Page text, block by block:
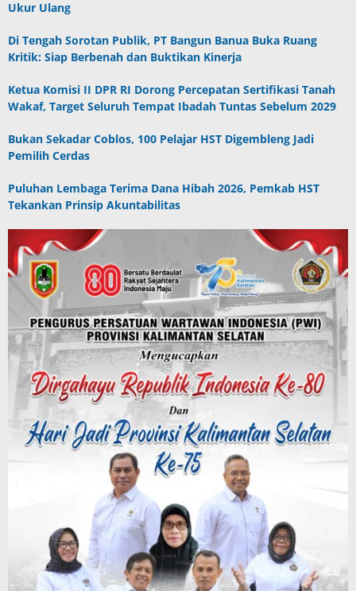
Ukur Ulang
Di Tengah Sorotan Publik, PT Bangun Banua Buka Ruang
Kritik: Siap Berbenah dan Buktikan Kinerja
Ketua Komisi II DPR RI Dorong Percepatan Sertifikasi Tanah
Wakaf, Target Seluruh Tempat Ibadah Tuntas Sebelum 2029
Bukan Sekadar Coblos, 100 Pelajar HST Digembleng Jadi
Pemilih Cerdas
Puluhan Lembaga Terima Dana Hibah 2026, Pemkab HST
Tekankan Prinsip Akuntabilitas